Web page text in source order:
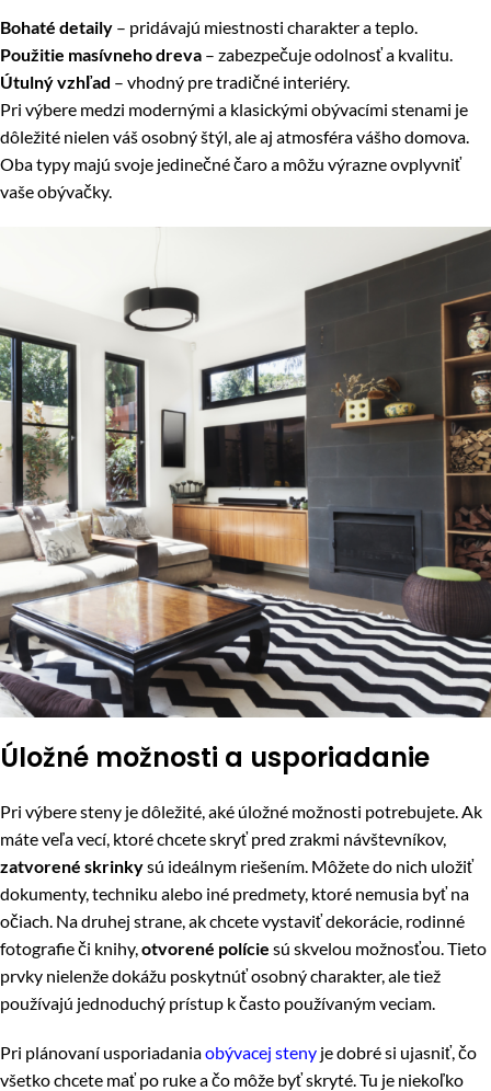
Bohaté detaily – pridávajú miestnosti charakter a teplo.
Použitie masívneho dreva – zabezpečuje odolnosť a kvalitu.
Útulný vzhľad – vhodný pre tradičné interiéry.
Pri výbere medzi modernými a klasickými obývacími stenami je
dôležité nielen váš osobný štýl, ale aj atmosféra vášho domova.
Oba typy majú svoje jedinečné čaro a môžu výrazne ovplyvniť
vaše obývačky.
Úložné možnosti a usporiadanie
Pri výbere steny je dôležité, aké úložné možnosti potrebujete. Ak
máte veľa vecí, ktoré chcete skryť pred zrakmi návštevníkov,
zatvorené skrinkysú ideálnym riešením. Môžete do nich uložiť
dokumenty, techniku ​​alebo iné predmety, ktoré nemusia byť na
očiach. Na druhej strane, ak chcete vystaviť dekorácie, rodinné
fotografie či knihy, otvorené polície sú skvelou možnosťou. Tieto
prvky nielenže dokážu poskytnúť osobný charakter, ale tiež
používajú jednoduchý prístup k často používaným veciam.
Pri plánovaní usporiadaniaobývacej steny je dobré si ujasniť, čo
všetko chcete mať po ruke a čo môže byť skryté. Tu je niekoľko